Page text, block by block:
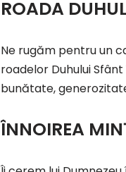
ROADA
Ne rugăm pentru un
roadelor Duhului
bunătate,
ÎNNOIREA